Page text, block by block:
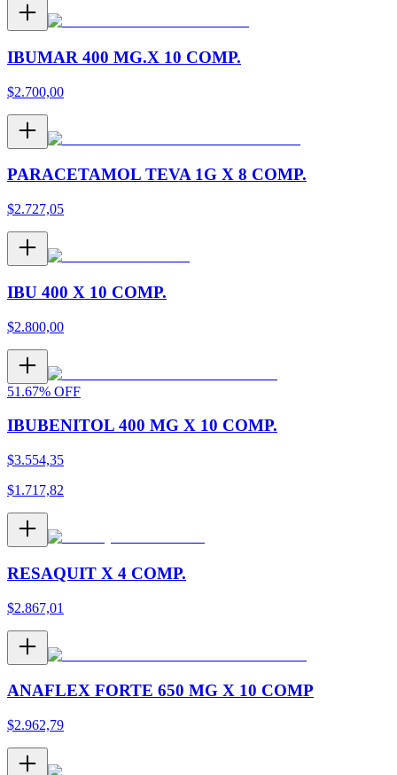
IBUMAR 400 MG.X 10 COMP.
$2.700,00
PARACETAMOL TEVA 1G X 8 COMP.
$2.727,05
IBU 400 X 10 COMP.
$2.800,00
51.67% OFF
IBUBENITOL 400 MG X 10 COMP.
$3.554,35
$1.717,82
RESAQUIT X 4 COMP.
$2.867,01
ANAFLEX FORTE 650 MG X 10 COMP
$2.962,79